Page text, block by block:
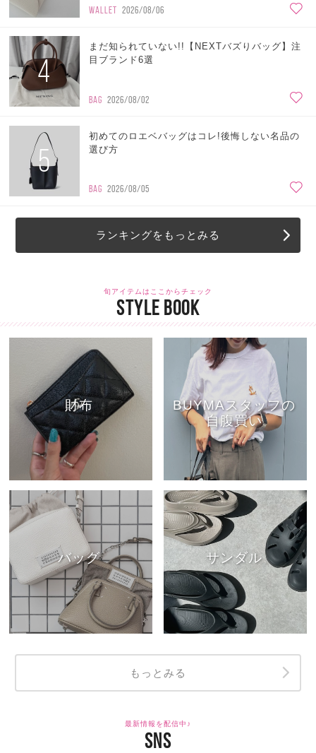
WALLET 2026/08/06
4
まだ知られていない!!【NEXTバズりバッグ】注
目ブランド6選
BAG 2026/08/02
5
初めてのロエベバッグはコレ!後悔しない名品の
選び方
BAG 2026/08/05
ランキングをもっとみる
旬アイテムはここからチェック
STYLE BOOK
財布
BUYMAスタッフの
自腹買い
バッグ サンダル
もっとみる
最新情報を配信中♪
SNS